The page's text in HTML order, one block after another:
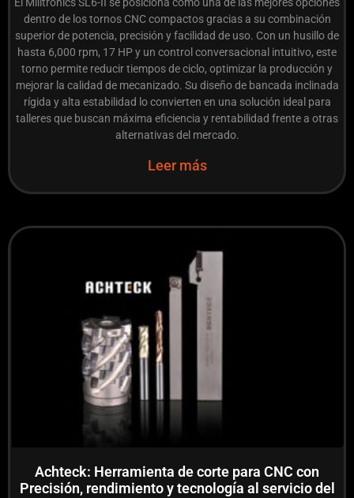
dentro de los tornos CNC compactos gracias a su combinación
superior de potencia, precisión y facilidad de uso. Con un husillo de
hasta 6,000 rpm, 17 HP y un control conversacional intuitivo, este
torno permite reducir tiempos de ciclo, optimizar la producción y
mejorar la calidad de mecanizado. Su diseño de bancada inclinada
rígida y alta estabilidad lo convierten en una solución ideal para
talleres que buscan máxima eficiencia y rentabilidad frente a otras
alternativas del mercado.
Leer más
Achteck: Herramienta de corte para CNC con
Precisión, rendimiento y tecnología al servicio del